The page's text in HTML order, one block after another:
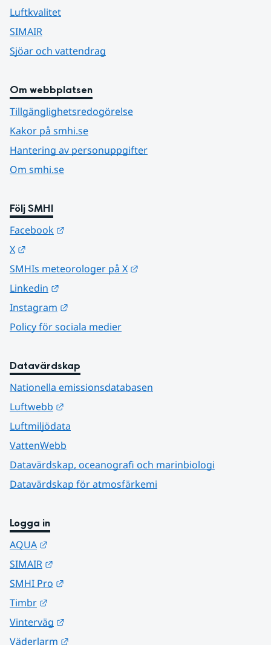
Luftkvalitet
SIMAIR
Sjöar och vattendrag
Om webbplatsen
Tillgänglighetsredogörelse
Kakor på smhi.se
Hantering av personuppgifter
Om smhi.se
Följ SMHI
Facebook
X
SMHIs meteorologer på X
Linkedin
Instagram
Policy för sociala medier
Datavärdskap
Nationella emissionsdatabasen
Luftwebb
Luftmiljödata
VattenWebb
Datavärdskap, oceanografi och marinbiologi
Datavärdskap för atmosfärkemi
Logga in
AQUA
SIMAIR
SMHI Pro
Timbr
Vinterväg
Väderlarm